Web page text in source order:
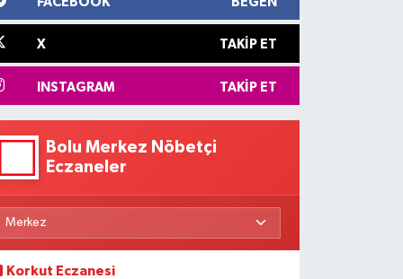
X TAKIP ET
INSTAGRAM TAKIP ET
Bolu Merkez Nöbetçi
Eczaneler
Korkut Eczanesi